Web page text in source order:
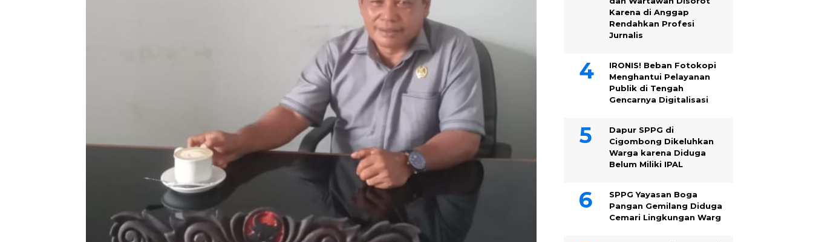
Karena di Anggap
Rendahkan Profesi
Jurnalis
IRONIS! Beban Fotokopi
Menghantui Pelayanan
Publik di Tengah
Gencarnya Digitalisasi
Dapur SPPG di
Cigombong Dikeluhkan
Warga karena Diduga
Belum Miliki IPAL
SPPG Yayasan Boga
Pangan Gemilang Diduga
Cemari Lingkungan Warg